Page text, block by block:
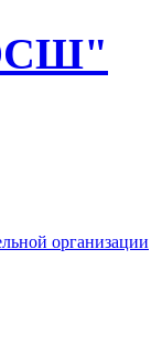
организации